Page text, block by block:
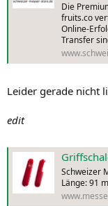
Die
fruits.co
Online-
Transfer
Leider gerade nicht
edit
Schweizer
Länge: 91